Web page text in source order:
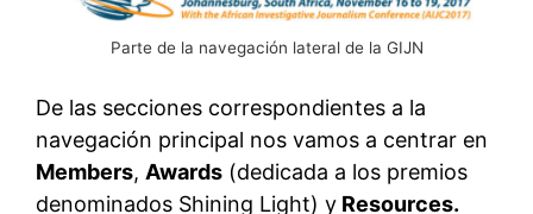
Parte de la navegación lateral de la GIJN
De las secciones correspondientes a la
navegación principal nos vamos a centrar en
Members, Awards (dedicada a los premios
denominados Shining Light) y Resources.